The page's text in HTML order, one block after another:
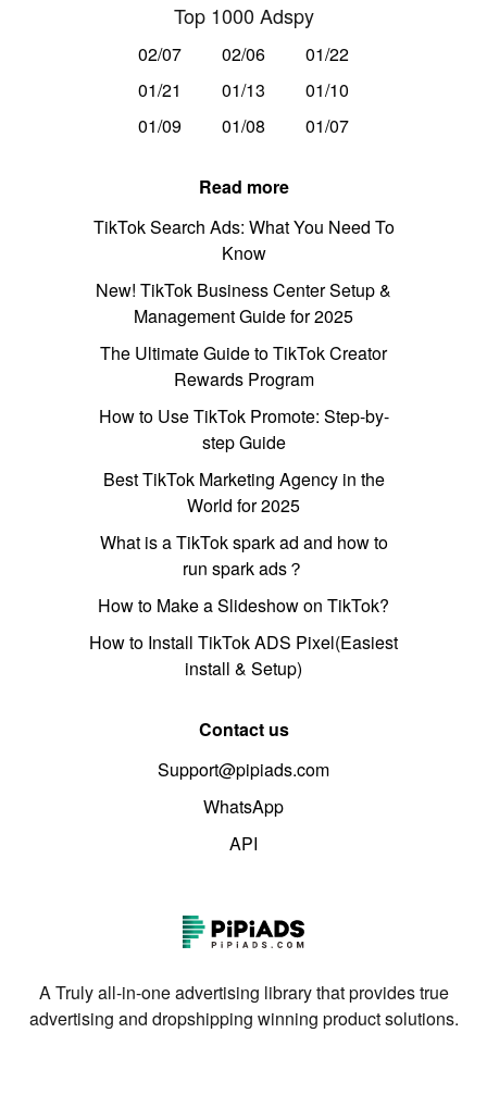
Top 1000 Adspy
02/07 02/06
01/22
01/21
01/13
01/10
01/09
01/08 01/07
Read more
TikTok Search Ads: What You Need To
Know
New! TikTok Business Center Setup &
Management Guide for 2025
The Ultimate Guide to TikTok Creator
Rewards Program
How to Use TikTok Promote: Step-by-
step Guide
Best TikTok Marketing Agency in the
World for 2025
What is a TikTok spark ad and how to
run spark ads？
How to Make a Slideshow on TikTok?
How to Install TikTok ADS Pixel(Easiest
install & Setup)
Contact us
Support@pipiads.com
WhatsApp
API
A Truly all-in-one advertising library that provides true
advertising and dropshipping winning product solutions.